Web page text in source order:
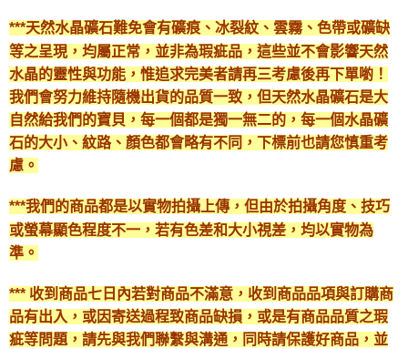
***天然水晶礦石難免會有礦痕、冰裂紋、雲霧、色帶或礦缺
等之呈現，均屬正常，並非為瑕疵品，這些並不會影響天然
水晶的靈性與功能，惟追求完美者請再三考慮後再下單喲！
我們會努力維持隨機出貨的品質一致，但天然水晶礦石是大
自然給我們的寶貝，每一個都是獨一無二的，每一個水晶礦
石的大小、紋路、顏色都會略有不同，下標前也請您慎重考
慮。
***我們的商品都是以實物拍攝上傳，但由於拍攝角度、技巧
或螢幕顯色程度不一，若有色差和大小視差，均以實物為
準。
*** 收到商品七日內若對商品不滿意，收到商品品項與訂購商
品有出入，或因寄送過程致商品缺損，或是有商品品質之瑕
疵等問題，請先與我們聯繫與溝通，同時請保護好商品，並